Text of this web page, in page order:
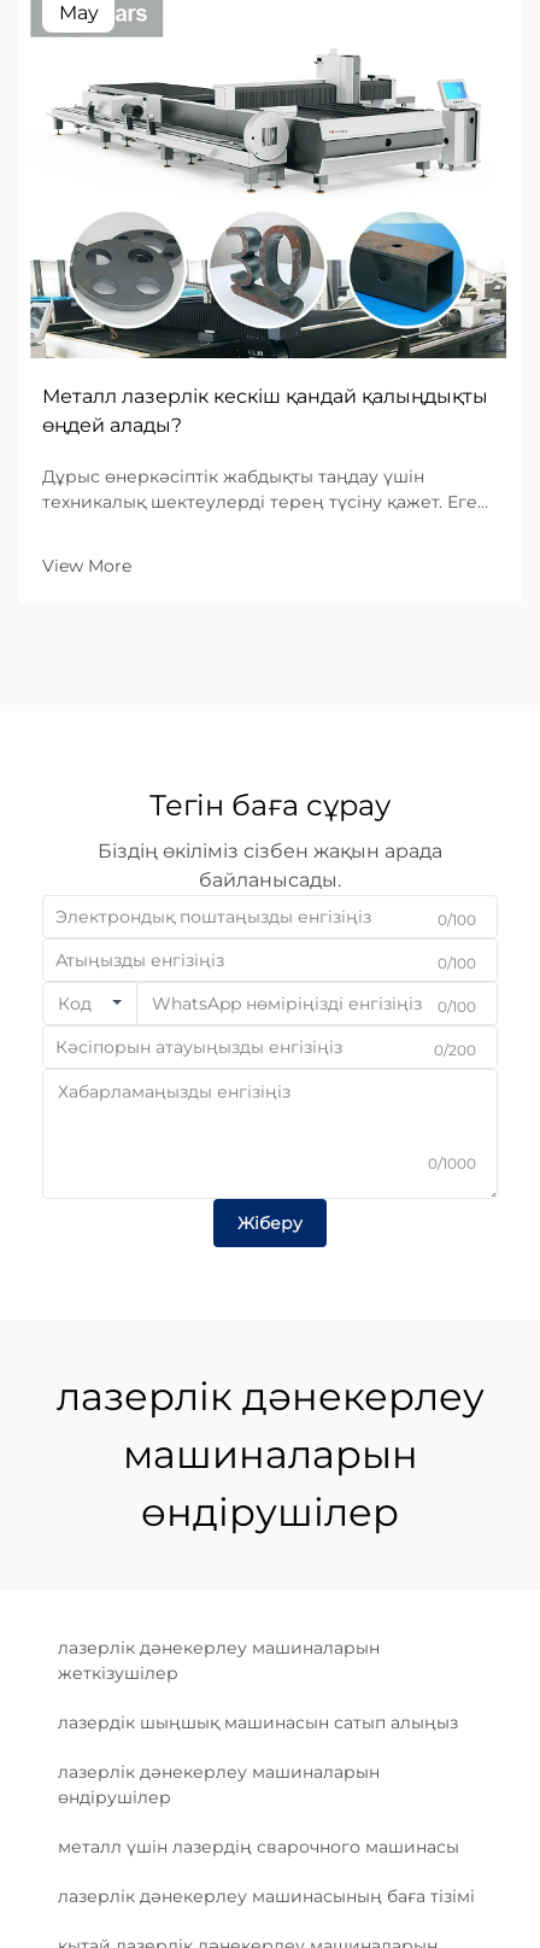
May
Металл лазерлік кескіш қандай қалыңдықты
өңдей алады?
Дұрыс өнеркәсіптік жабдықты таңдау үшін
техникалық шектеулерді терең түсіну қажет. Егер
сұрақтардың бірі: «Бұл машина қандай ең үлкен
View More
Тегін баға сұрау
Біздің өкіліміз сізбен жақын арада
байланысады.
0/100
0/100
Код 0/100
0/200
0/1000
Жіберу
лазерлік дәнекерлеу
машиналарын
өндірушілер
лазерлік дәнекерлеу машиналарын
жеткізушілер
лазердік шыңшық машинасын сатып алыңыз
лазерлік дәнекерлеу машиналарын
өндірушілер
металл үшін лазердің сварочного машинасы
лазерлік дәнекерлеу машинасының баға тізімі